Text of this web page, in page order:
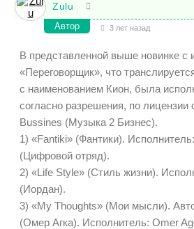
Zulu
Автор 3 лет назад
В представленной выше новинке с
«Переговорщик», что
с наименованием Кион, была
согласно разрешения, по лицензии
Bussines (Музыка 2 Бизнес).
1) «Fantiki» (Фантики).
(Цифровой отряд).
2) «Life Style» (Стиль жизни).
(Иордан).
3) «My Thoughts» (Мои мысли).
(Омер Агка). Исполнитель: Omer